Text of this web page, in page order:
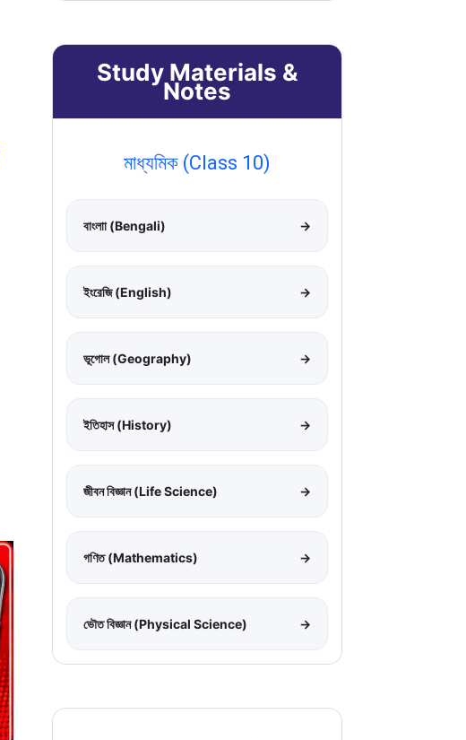
Study Materials &
Notes
মাধ্যমিক (Class 10)
বাংলাা (Bengali) →
ইংরেজি (English) →
ভূগোল (Geography) →
ইতিহাস (History) →
জীবন বিজ্ঞান (Life Science) →
গণিত (Mathematics) →
ভৌত বিজ্ঞান (Physical Science) →